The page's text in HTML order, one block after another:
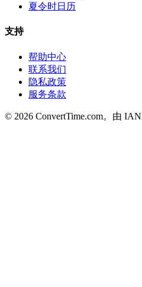
夏令时日历
支持
帮助中心
联系我们
隐私政策
服务条款
© 2026 ConvertTime.com。由